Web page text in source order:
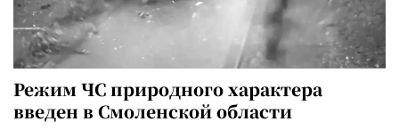
Режим ЧС природного характера
введен в Смоленской области